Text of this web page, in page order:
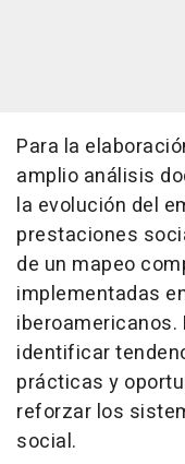
Para la
amplio análisis
la evolución del
prestaciones
de un mapeo
implementadas
identificar
prácticas y
reforzar los
social.